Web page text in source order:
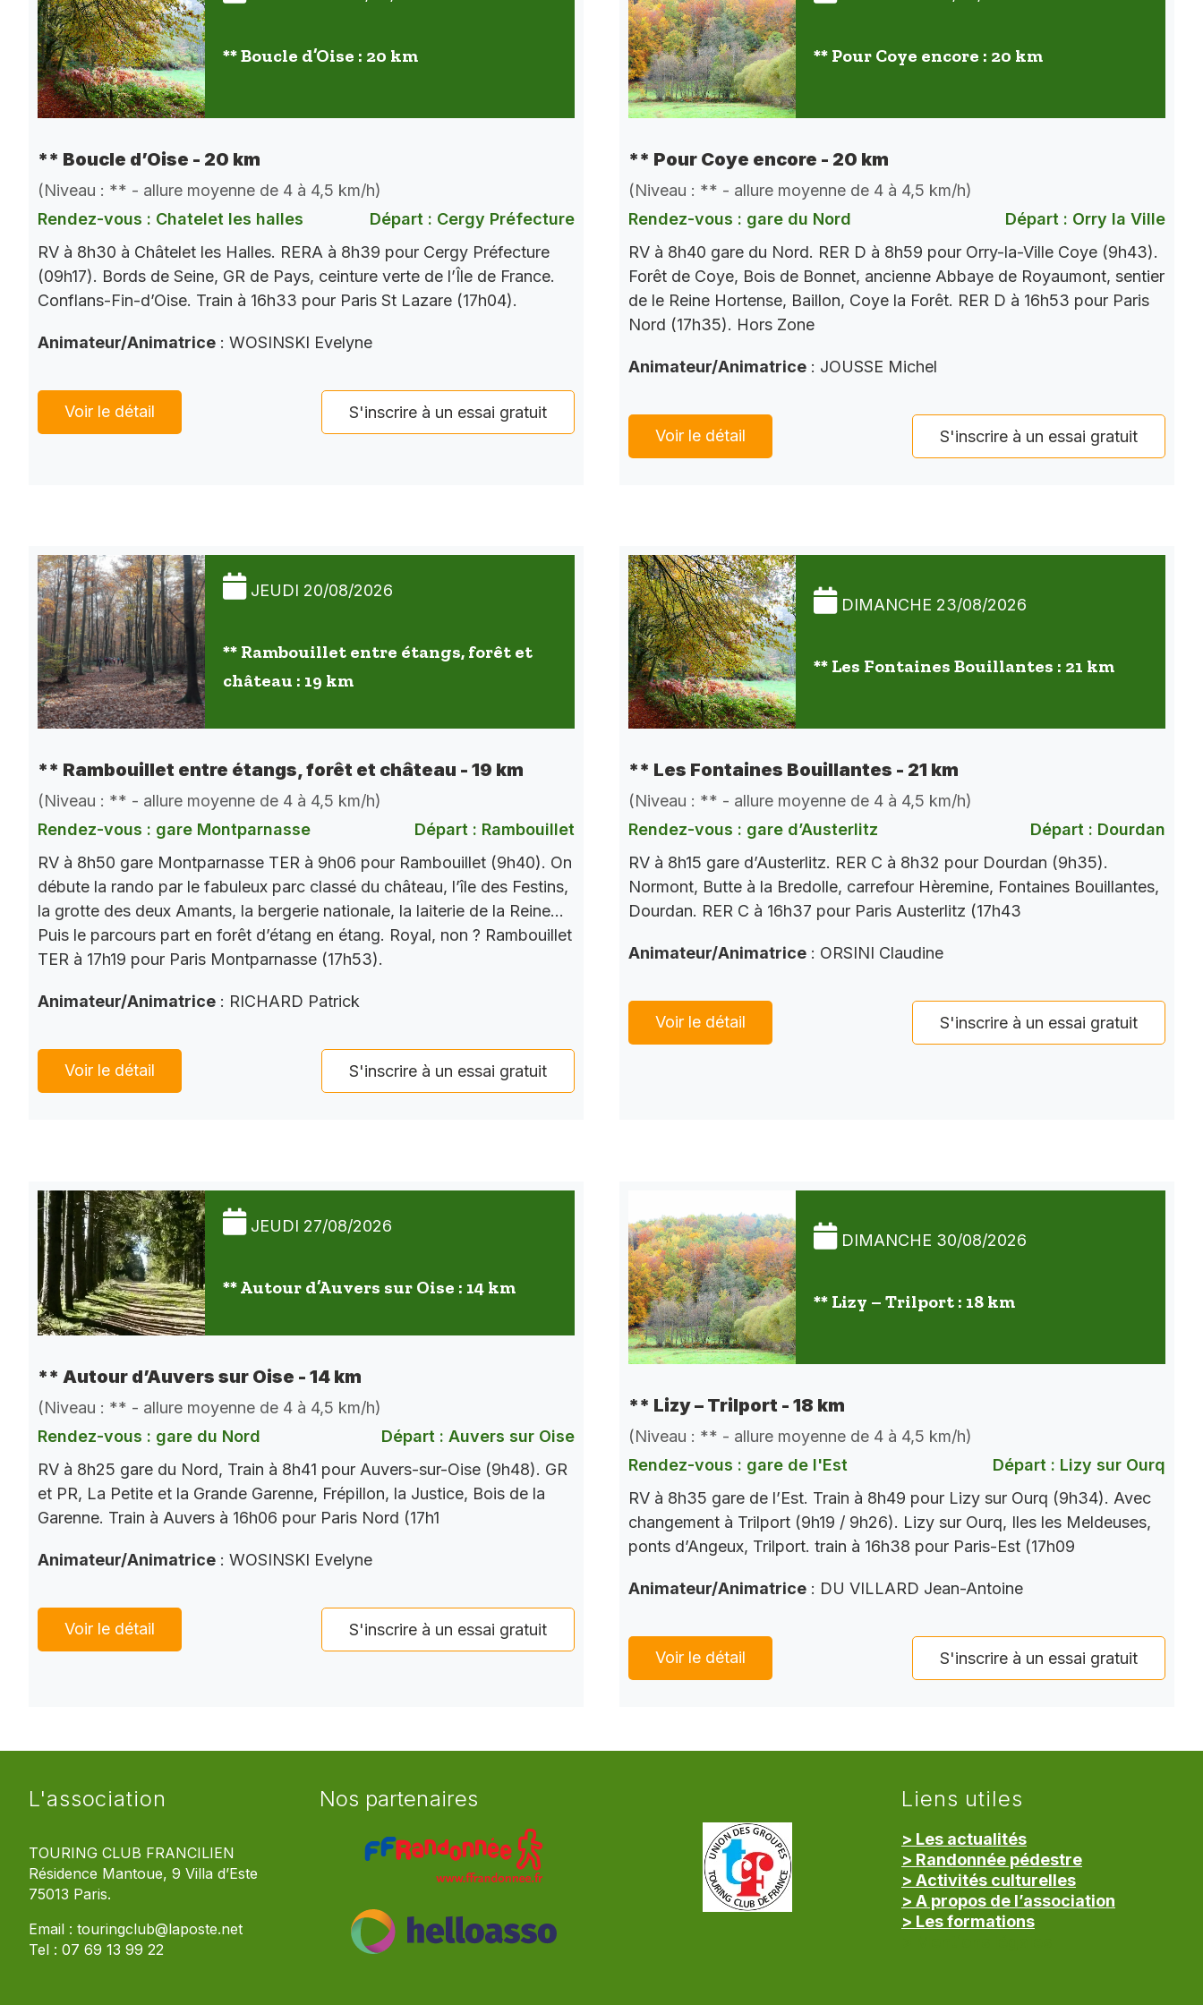
** Boucle d’Oise : 20 km
** Boucle d’Oise - 20 km
(Niveau : ** - allure moyenne de 4 à 4,5 km/h)
Rendez-vous : Chatelet les halles
Départ : Cergy Préfecture
RV à 8h30 à Châtelet les Halles. RERA à 8h39 pour Cergy Préfecture
(09h17). Bords de Seine, GR de Pays, ceinture verte de l’Île de France.
Conflans-Fin-d’Oise. Train à 16h33 pour Paris St Lazare (17h04).
Animateur/Animatrice : WOSINSKI Evelyne
Voir le détail S'inscrire à un essai gratuit
** Pour Coye encore : 20 km
** Pour Coye encore - 20 km
(Niveau : ** - allure moyenne de 4 à 4,5 km/h)
Rendez-vous : gare du Nord
Départ : Orry la Ville
RV à 8h40 gare du Nord. RER D à 8h59 pour Orry-la-Ville Coye (9h43).
Forêt de Coye, Bois de Bonnet, ancienne Abbaye de Royaumont, sentier
de le Reine Hortense, Baillon, Coye la Forêt. RER D à 16h53 pour Paris
Nord (17h35). Hors Zone
Animateur/Animatrice : JOUSSE Michel
Voir le détail S'inscrire à un essai gratuit
JEUDI 20/08/2026
** Rambouillet entre étangs, forêt et
château : 19 km
** Rambouillet entre étangs, forêt et château - 19 km
(Niveau : ** - allure moyenne de 4 à 4,5 km/h)
Rendez-vous : gare Montparnasse
Départ : Rambouillet
RV à 8h50 gare Montparnasse TER à 9h06 pour Rambouillet (9h40). On
débute la rando par le fabuleux parc classé du château, l’île des Festins,
la grotte des deux Amants, la bergerie nationale, la laiterie de la Reine…
Puis le parcours part en forêt d’étang en étang. Royal, non ? Rambouillet
TER à 17h19 pour Paris Montparnasse (17h53).
Animateur/Animatrice : RICHARD Patrick
Voir le détail S'inscrire à un essai gratuit
DIMANCHE 23/08/2026
** Les Fontaines Bouillantes : 21 km
** Les Fontaines Bouillantes - 21 km
(Niveau : ** - allure moyenne de 4 à 4,5 km/h)
Rendez-vous : gare d’Austerlitz
Départ : Dourdan
RV à 8h15 gare d’Austerlitz. RER C à 8h32 pour Dourdan (9h35).
Normont, Butte à la Bredolle, carrefour Hèremine, Fontaines Bouillantes,
Dourdan. RER C à 16h37 pour Paris Austerlitz (17h43
Animateur/Animatrice : ORSINI Claudine
Voir le détail S'inscrire à un essai gratuit
JEUDI 27/08/2026
** Autour d’Auvers sur Oise : 14 km
** Autour d’Auvers sur Oise - 14 km
(Niveau : ** - allure moyenne de 4 à 4,5 km/h)
Rendez-vous : gare du Nord
Départ : Auvers sur Oise
RV à 8h25 gare du Nord, Train à 8h41 pour Auvers-sur-Oise (9h48). GR
et PR, La Petite et la Grande Garenne, Frépillon, la Justice, Bois de la
Garenne. Train à Auvers à 16h06 pour Paris Nord (17h1
Animateur/Animatrice : WOSINSKI Evelyne
Voir le détail S'inscrire à un essai gratuit
DIMANCHE 30/08/2026
** Lizy – Trilport : 18 km
** Lizy – Trilport - 18 km
(Niveau : ** - allure moyenne de 4 à 4,5 km/h)
Rendez-vous : gare de l'Est
Départ : Lizy sur Ourq
RV à 8h35 gare de l’Est. Train à 8h49 pour Lizy sur Ourq (9h34). Avec
changement à Trilport (9h19 / 9h26). Lizy sur Ourq, Iles les Meldeuses,
ponts d’Angeux, Trilport. train à 16h38 pour Paris-Est (17h09
Animateur/Animatrice : DU VILLARD Jean-Antoine
Voir le détail S'inscrire à un essai gratuit
L'association
TOURING CLUB FRANCILIEN
Résidence Mantoue, 9 Villa d’Este
75013 Paris.
Email : touringclub@laposte.net
Tel : 07 69 13 99 22
Nos partenaires Liens utiles
> Les actualités
> Randonnée pédestre
> Activités culturelles
> A propos de l’association
> Les formations